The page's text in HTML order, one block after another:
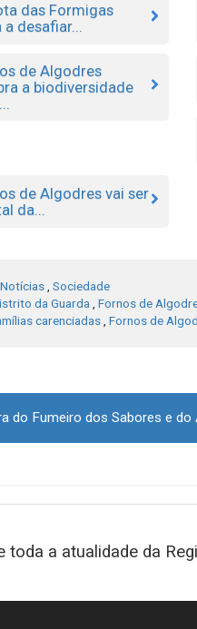
das Formigas
a desafiar...
de Algodres
a biodiversidade
de Algodres vai ser
da...
Notícias Sociedade
da Guarda
Fornos de
carenciadas Fornos de
toda a atualidade da